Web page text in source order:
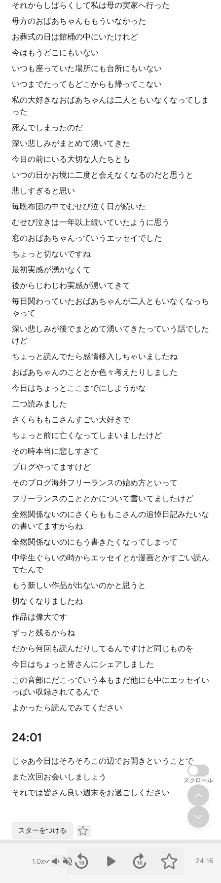
それからしばらくして私は母の実家へ行った
母方のおばあちゃんももういなかった
お葬式の日は館桶の中にいたけれど
今はもうどこにもいない
いつも座っていた場所にも台所にもいない
いつまでたってもどこからも帰ってこない
私の大好きなおばあちゃんは二人ともいなくなってしま
った
死んでしまったのだ
深い悲しみがまとめて湧いてきた
今目の前にいる大切な人たちとも
いつの日かお境に二度と会えなくなるのだと思うと
悲しすぎると思い
毎晩布団の中でむせび泣く日が続いた
むせび泣きは一年以上続いていたように思う
窓のおばあちゃんっていうエッセイでした
ちょっと切ないですね
最初実感が湧かなくて
後からじわじわ実感が湧いてきて
毎日関わっていたおばあちゃんが二人ともいなくなっち
ゃって
深い悲しみが後でまとめて湧いてきたっていう話でした
けど
ちょっと読んでたら感情移入しちゃいましたね
おばあちゃんのこととか色々考えたりしました
今日はちょっとここまでにしようかな
二つ読みました
さくらももこさんすごい大好きで
ちょっと前に亡くなってしまいましたけど
その時本当に悲しすぎて
ブログやってますけど
そのブログ海外フリーランスの始め方といって
フリーランスのこととかについて書いてましたけど
全然関係ないのにさくらももこさんの追悼日記みたいな
の書いてますからね
全然関係ないのにもう書きたくなってしまって
中学生ぐらいの時からエッセイとか漫画とかすごい読ん
でたんで
もう新しい作品が出ないのかと思うと
切なくなりましたね
作品は偉大です
ずっと残るからね
だから何回も読んだりしてるんですけど同じものを
今日はちょっと皆さんにシェアしました
この音部にだこっていう本もまだ他にも中にエッセイい
っぱい収録されてるんで
よかったら読んでみてください
24:01
じゃあ今日はそろそろこの辺でお開きということで
また次回お会いしましょう
それでは皆さん良い週末をお過ごしください
24:16
スターをつける
コメント
スクロール